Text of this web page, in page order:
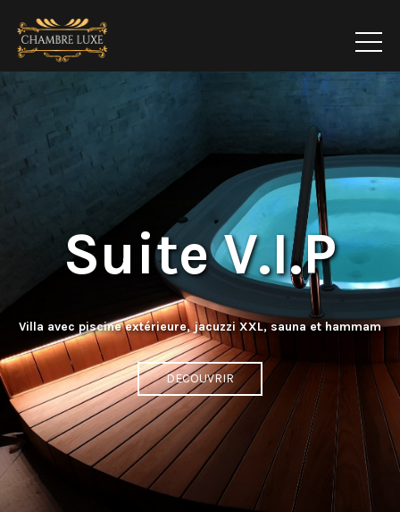
Suite V.I.P
DECOUVRIR
Villa avec piscine extérieure, jacuzzi XXL, sauna et hammam